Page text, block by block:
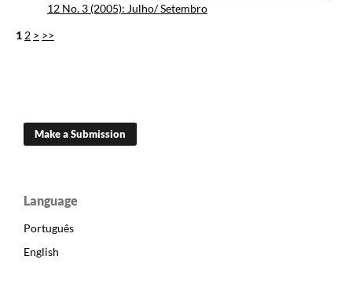
12 No. 3 (2005): Julho/ Setembro
1 2 > >>
Make a Submission
Language
Português
English